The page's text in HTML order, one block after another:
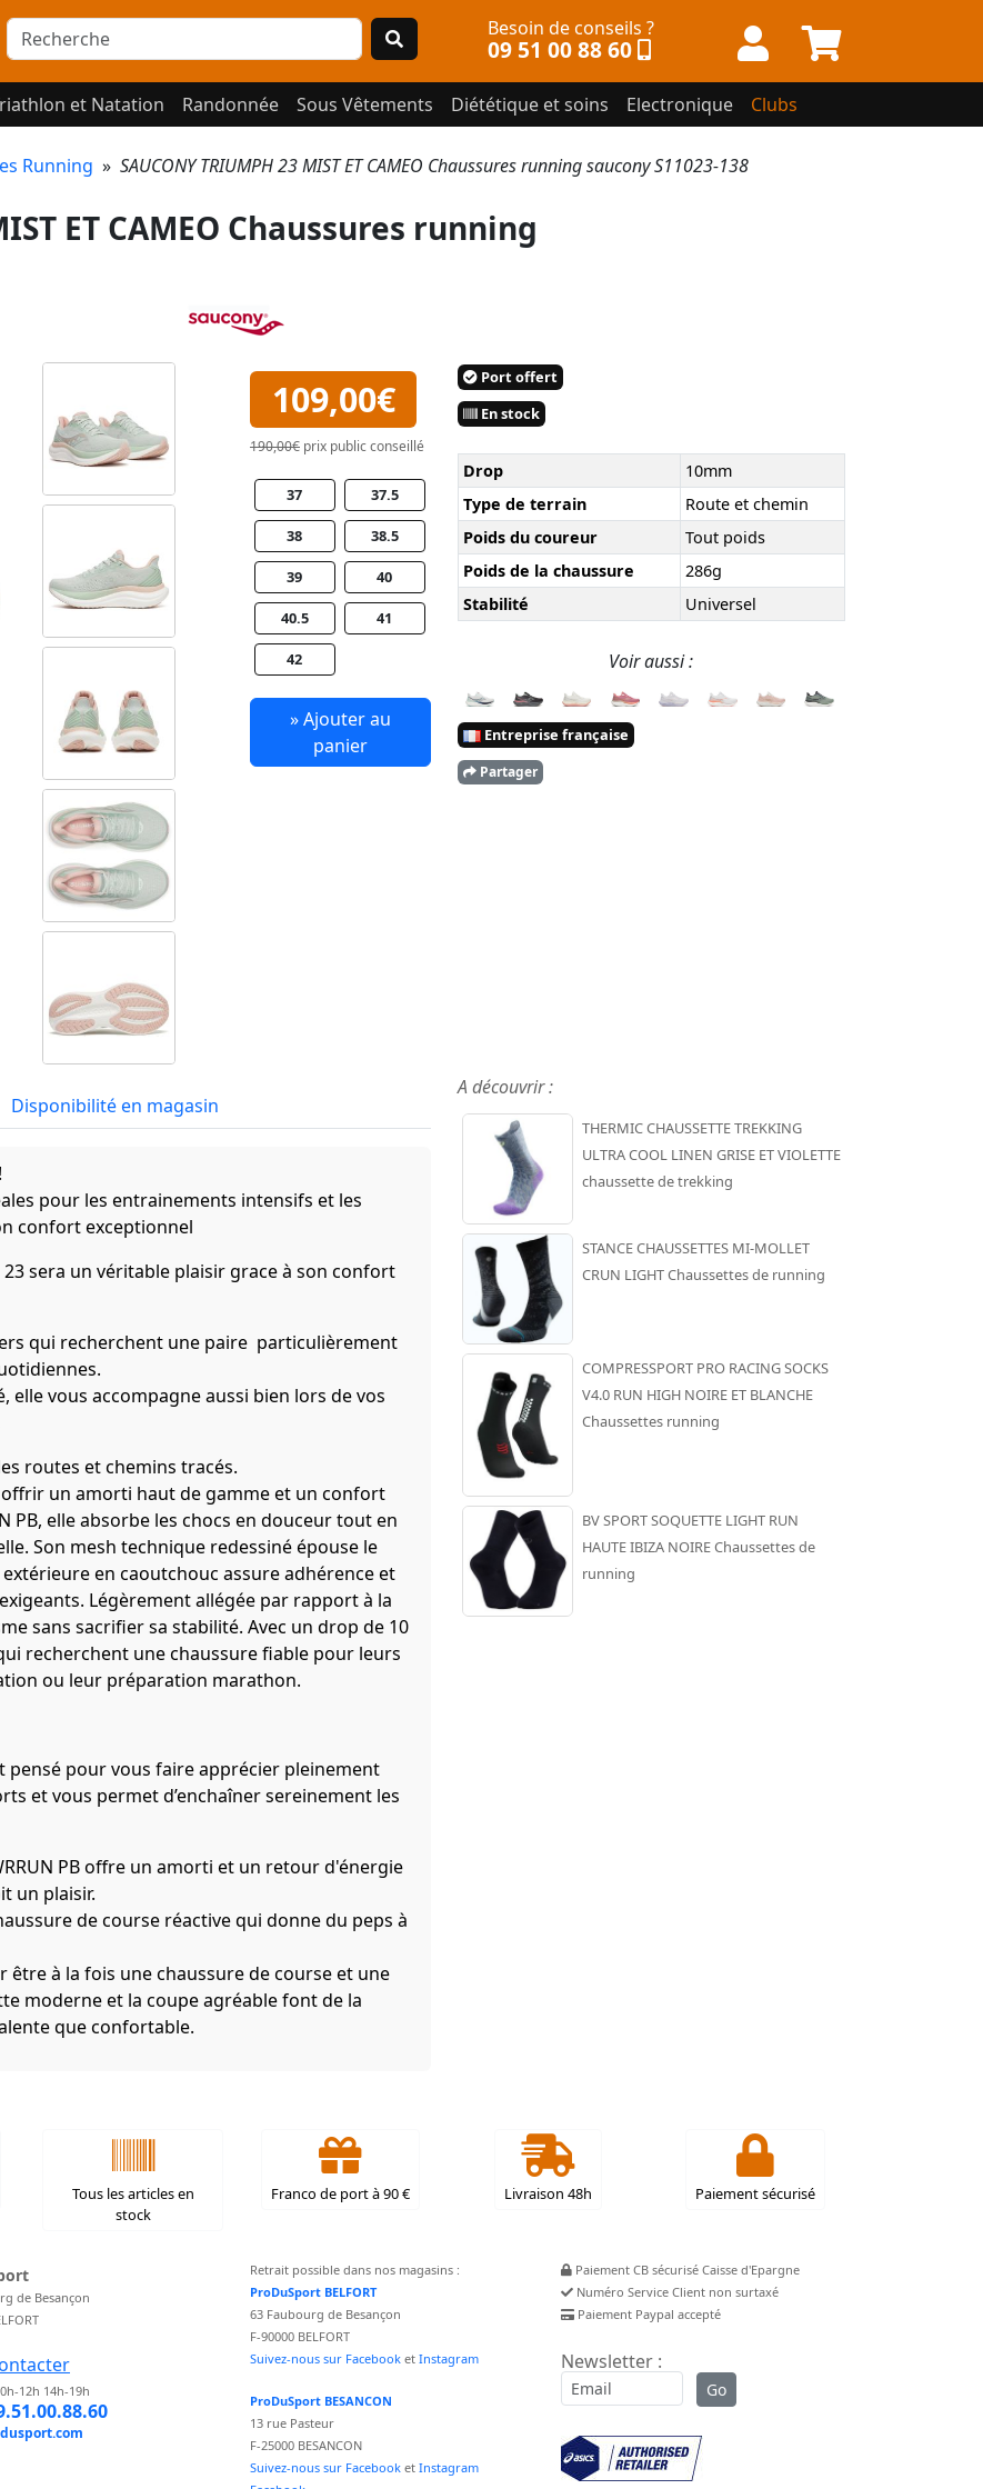
Besoin de conseils ?
09 51 00 88 60
et Natation Randonnée Sous Vêtements Diététique et soins Electronique Clubs
Running » SAUCONY TRIUMPH 23 MIST ET CAMEO Chaussures running saucony S11023-138
ET CAMEO Chaussures running
109,00€
190,00€ prix public conseillé
37 37.5
38 38.5
39 40
40.5 41
42
» Ajouter au
panier
Port offert
En stock
Drop
10mm
Type de terrain
Route et chemin
Poids du coureur
Tout poids
Poids de la chaussure
286g
Stabilité
Universel
Voir aussi :
Entreprise française
Partager
Disponibilité en magasin
pour les entrainements intensifs et les
confort exceptionnel
sera un véritable plaisir grace à son confort
qui recherchent une paire particulièrement
elle vous accompagne aussi bien lors de vos
routes et chemins tracés.
un amorti haut de gamme et un confort
PB, elle absorbe les chocs en douceur tout en
Son mesh technique redessiné épouse le
en caoutchouc assure adhérence et
Légèrement allégée par rapport à la
sans sacrifier sa stabilité. Avec un drop de 10
recherchent une chaussure fiable pour leurs
ou leur préparation marathon.
pour vous faire apprécier pleinement
et vous permet d’enchaîner sereinement les
PB offre un amorti et un retour d'énergie
un plaisir.
de course réactive qui donne du peps à
à la fois une chaussure de course et une
moderne et la coupe agréable font de la
que confortable.
A découvrir :
THERMIC CHAUSSETTE TREKKING
ULTRA COOL LINEN GRISE ET VIOLETTE
chaussette de trekking
STANCE CHAUSSETTES MI-MOLLET
CRUN LIGHT Chaussettes de running
COMPRESSPORT PRO RACING SOCKS
V4.0 RUN HIGH NOIRE ET BLANCHE
Chaussettes running
BV SPORT SOQUETTE LIGHT RUN
HAUTE IBIZA NOIRE Chaussettes de
running
Tous les articles en
stock
Franco de port à 90 € Livraison 48h Paiement sécurisé
de Besançon
12h 14h-19h
Retrait possible dans nos magasins :
ProDuSport BELFORT
63 Faubourg de Besançon
F-90000 BELFORT
Suivez-nous sur Facebook et Instagram
ProDuSport BESANCON
13 rue Pasteur
F-25000 BESANCON
Suivez-nous sur Facebook et Instagram
Paiement CB sécurisé Caisse d'Epargne
Numéro Service Client non surtaxé
Paiement Paypal accepté
Newsletter :